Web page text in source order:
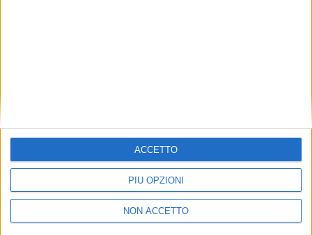
PIÙ OPZIONI
NON ACCETTO
ACCETTO